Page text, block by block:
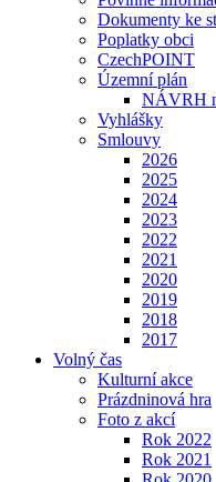
Dokumenty ke
Poplatky obci
CzechPOINT
Územní plán
NÁVRH
Vyhlášky
Smlouvy
2026
2025
2024
2023
2022
2021
2020
2019
2018
2017
Volný čas
Kulturní akce
Prázdninová hra
Foto z akcí
Rok 2022
Rok 2021